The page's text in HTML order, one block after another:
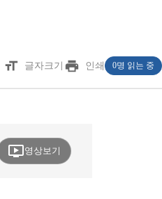
format_size 글자크기 print 인쇄 0명 읽는 중
ondemand_video영상보기